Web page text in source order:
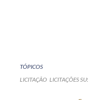
TÓPICOS
LICITAÇÃO LICITAÇÕES